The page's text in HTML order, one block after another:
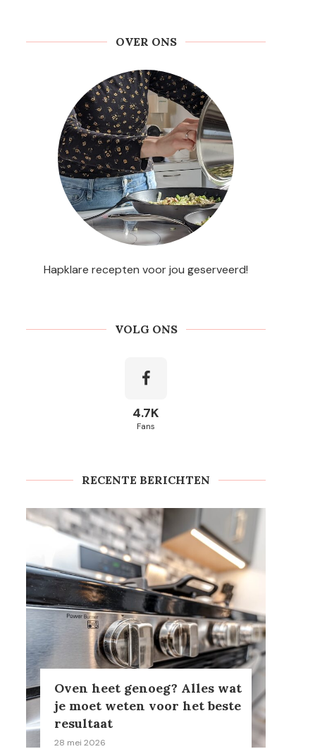
OVER ONS
Hapklare recepten voor jou geserveerd!
VOLG ONS
4.7K
Fans
RECENTE BERICHTEN
Oven heet genoeg? Alles wat
je moet weten voor het beste
resultaat
28 mei 2026